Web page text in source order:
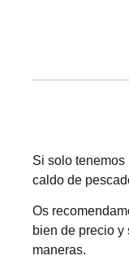
Si solo
caldo de
Os
bien de precio
maneras.